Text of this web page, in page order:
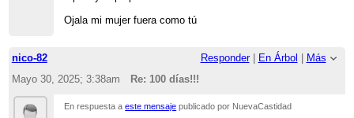
Ojala mi mujer fuera como tú
nico-82 Responder| En Árbol
Más
Mayo 30, 2025; 3:38am
Re: 100 días!!!
En respuesta aeste mensaje publicado por NuevaCastidad